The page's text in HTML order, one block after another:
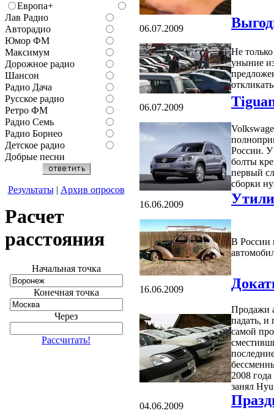
Европа+
Лав Радио
Авторадио
Юмор ФМ
Максимум
Дорожное радио
Шансон
Радио Дача
Русское радио
Ретро ФМ
Радио Семь
Радио Борнео
Детское радио
Добрые песни
Результаты| Архив опросов
Расчет
расстояния
Начальная точка
Конечная точка
Через
Рассчитать!
06.07.2009
Не
уныние
06.07.2009
России. У
болты
первый
сборки
16.06.2009
В России
16.06.2009
Продажи
падать, и
самой
2008
занял
04.06.2009